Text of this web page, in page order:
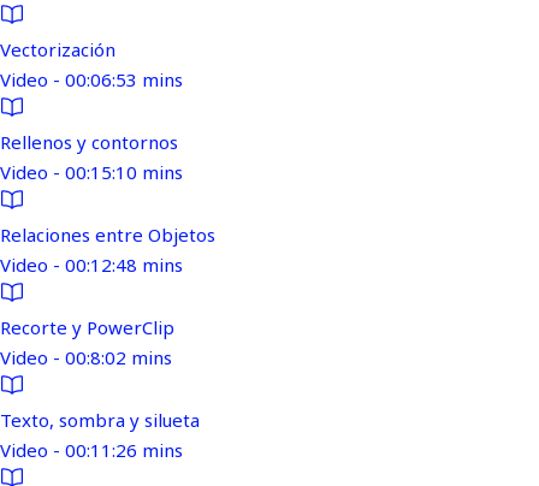
Vectorización
Video - 00:06:53 mins
Rellenos y contornos
Video - 00:15:10 mins
Relaciones entre Objetos
Video - 00:12:48 mins
Recorte y PowerClip
Video - 00:8:02 mins
Texto, sombra y silueta
Video - 00:11:26 mins